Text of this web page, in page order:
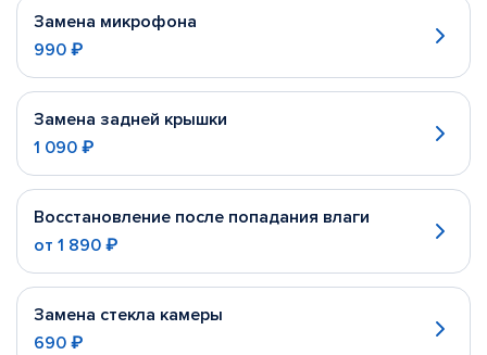
Замена микрофона
990 ₽
Замена задней крышки
1 090 ₽
Восстановление после попадания влаги
от 1 890 ₽
Замена стекла камеры
690 ₽